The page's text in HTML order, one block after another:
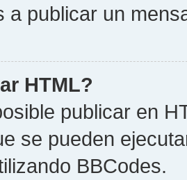
a publicar un
HTML?
publicar en
se pueden
BBCodes.